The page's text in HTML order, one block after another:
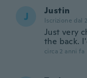
J Justin
Iscrizione dal
Just very
the back.
circa 2 anni fa